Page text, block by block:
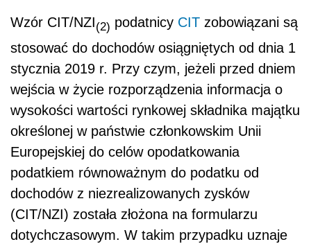
Wzór CIT/NZI(2) podatnicy CIT zobowiązani są
stosować do dochodów osiągniętych od dnia 1
stycznia 2019 r. Przy czym, jeżeli przed dniem
wejścia w życie rozporządzenia informacja o
wysokości wartości rynkowej składnika majątku
określonej w państwie członkowskim Unii
Europejskiej do celów opodatkowania
podatkiem równoważnym do podatku od
dochodów z niezrealizowanych zysków
(CIT/NZI) została złożona na formularzu
dotychczasowym. W takim przypadku uznaje